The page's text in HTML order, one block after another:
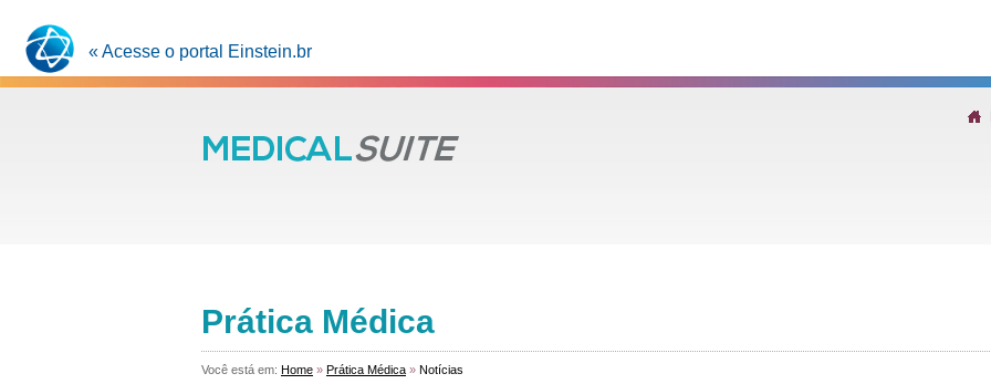
« Acesse o portal Einstein.br
Prática Médica
Você está em: Home » Prática Médica » Notícias